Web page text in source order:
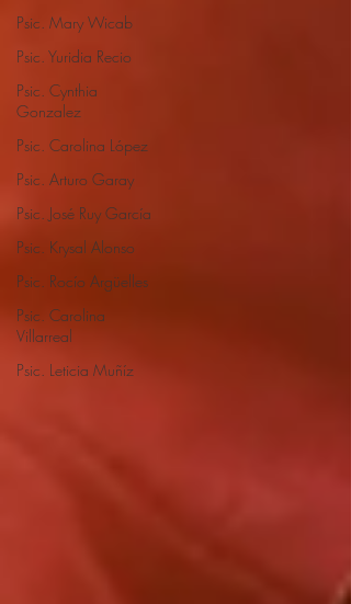
Psic. Mary Wicab
Psic. Yuridia Recio
Psic. Cynthia
Gonzalez
Psic. Carolina López
Psic. Arturo Garay
Psic. José Ruy García
Psic. Krysal Alonso
Psic. Rocío Argüelles
Psic. Carolina
Villarreal
Psic. Leticia Muñíz